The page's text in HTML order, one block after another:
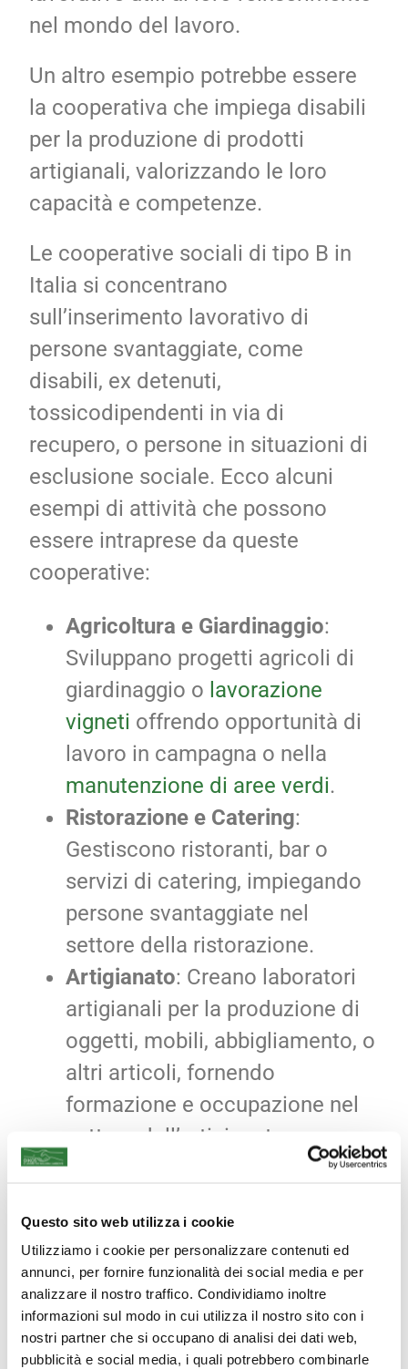
Questo sito web utilizza i cookie
Utilizziamo i cookie per personalizzare contenuti ed
annunci, per fornire funzionalità dei social media e per
analizzare il nostro traffico. Condividiamo inoltre
informazioni sul modo in cui utilizza il nostro sito con i
nostri partner che si occupano di analisi dei dati web,
pubblicità e social media, i quali potrebbero combinarle
nel mondo del lavoro.
Un altro esempio potrebbe essere
la cooperativa che impiega disabili
per la produzione di prodotti
artigianali, valorizzando le loro
capacità e competenze.
Le cooperative sociali di tipo B in
Italia si concentrano
sull’inserimento lavorativo di
persone svantaggiate, come
disabili, ex detenuti,
tossicodipendenti in via di
recupero, o persone in situazioni di
esclusione sociale. Ecco alcuni
esempi di attività che possono
essere intraprese da queste
cooperative:
Agricoltura e Giardinaggio:
Sviluppano progetti agricoli di
giardinaggio o lavorazione
vigneti offrendo opportunità di
lavoro in campagna o nella
manutenzione di aree verdi.
Ristorazione e Catering:
Gestiscono ristoranti, bar o
servizi di catering, impiegando
persone svantaggiate nel
settore della ristorazione.
Artigianato: Creano laboratori
artigianali per la produzione di
oggetti, mobili, abbigliamento, o
altri articoli, fornendo
formazione e occupazione nel
settore dell’artigianato.
Pulizie e Manutenzione
: Offrono
manutenzione per uffici, scuole,
ospedalie altri edifici,
impiegando persone in
situazioni di svantaggio.
Raccolta e Riciclaggio: